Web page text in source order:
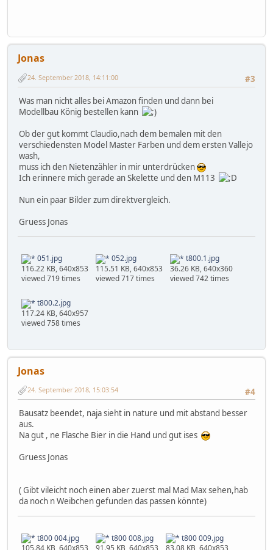
Jonas
#3
24. September 2018, 14:11:00
Was man nicht alles bei Amazon finden und dann bei
Modellbau König bestellen kann
Ob der gut kommt Claudio,nach dem bemalen mit den
verschiedensten Model Master Farben und dem ersten Vallejo
wash,
muss ich den Nietenzähler in mir unterdrücken
Ich erinnere mich gerade an Skelette und den M113
Nun ein paar Bilder zum direktvergleich.
Gruess Jonas
051.jpg
116.22 KB, 640x853
viewed 719 times
052.jpg
115.51 KB, 640x853
viewed 717 times
t800.1.jpg
36.26 KB, 640x360
viewed 742 times
t800.2.jpg
117.24 KB, 640x957
viewed 758 times
Jonas
#4
24. September 2018, 15:03:54
Bausatz beendet, naja sieht in nature und mit abstand besser
aus.
Na gut , ne Flasche Bier in die Hand und gut ises
Gruess Jonas
( Gibt vileicht noch einen aber zuerst mal Mad Max sehen,hab
da noch n Weibchen gefunden das passen könnte)
t800 004.jpg
t800 008.jpg
t800 009.jpg